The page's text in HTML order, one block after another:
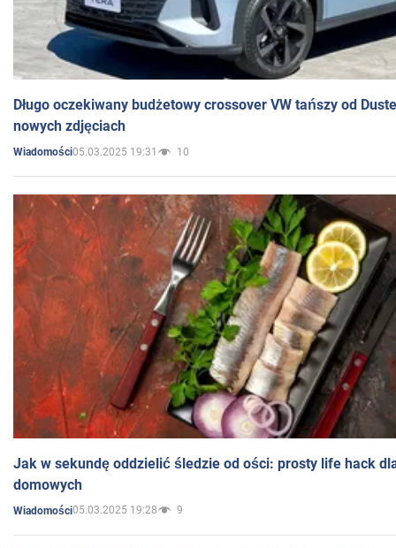
Długo oczekiwany budżetowy crossover VW tańszy od
nowych zdjęciach
Wiadomości05.03.2025 19:31 10
Jak w sekundę oddzielić śledzie od ości: prosty life hack
domowych
Wiadomości05.03.2025 19:28 9